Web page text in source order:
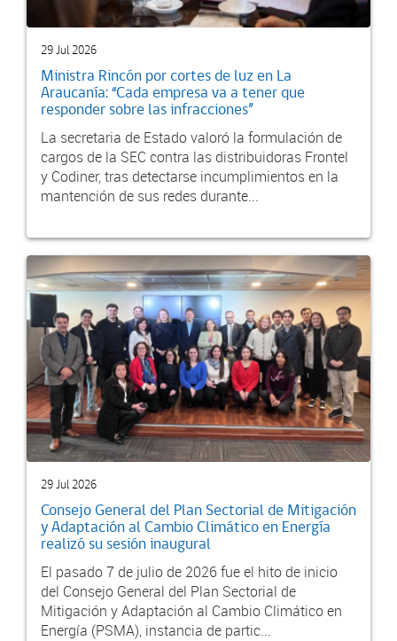
29 Jul 2026
Ministra Rincón por cortes de luz en La
Araucanía: “Cada empresa va a tener que
responder sobre las infracciones”
La secretaria de Estado valoró la formulación de
cargos de la SEC contra las distribuidoras Frontel
y Codiner, tras detectarse incumplimientos en la
mantención de sus redes durante...
29 Jul 2026
Consejo General del Plan Sectorial de Mitigación
y Adaptación al Cambio Climático en Energía
realizó su sesión inaugural
El pasado 7 de julio de 2026 fue el hito de inicio
del Consejo General del Plan Sectorial de
Mitigación y Adaptación al Cambio Climático en
Energía (PSMA), instancia de partic...